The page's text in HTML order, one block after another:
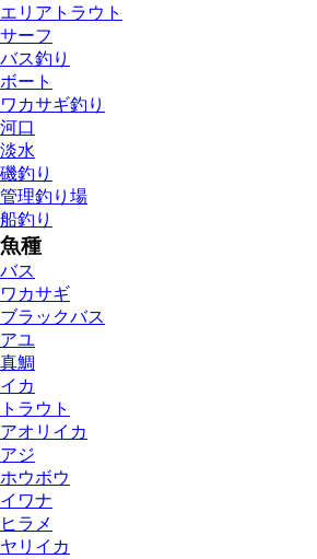
エリアトラウト
サーフ
バス釣り
ボート
ワカサギ釣り
河口
淡水
磯釣り
管理釣り場
船釣り
魚種
バス
ワカサギ
ブラックバス
アユ
真鯛
イカ
トラウト
アオリイカ
アジ
ホウボウ
イワナ
ヒラメ
ヤリイカ